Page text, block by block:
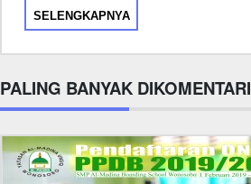
SELENGKAPNYA
PALING BANYAK DIKOMENTARI